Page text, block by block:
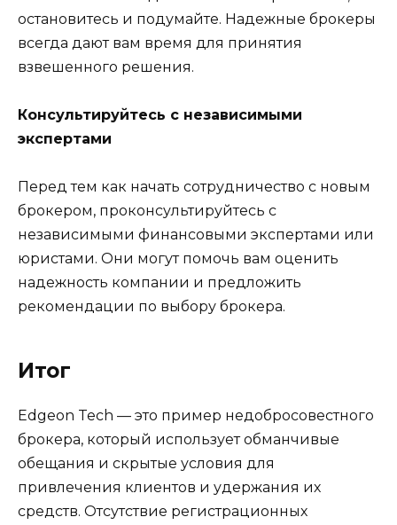
остановитесь и подумайте. Надежные брокеры
всегда дают вам время для принятия
взвешенного решения.
Консультируйтесь с независимыми
экспертами
Перед тем как начать сотрудничество с новым
брокером, проконсультируйтесь с
независимыми финансовыми экспертами или
юристами. Они могут помочь вам оценить
надежность компании и предложить
рекомендации по выбору брокера.
Итог
Edgeon Tech — это пример недобросовестного
брокера, который использует обманчивые
обещания и скрытые условия для
привлечения клиентов и удержания их
средств. Отсутствие регистрационных